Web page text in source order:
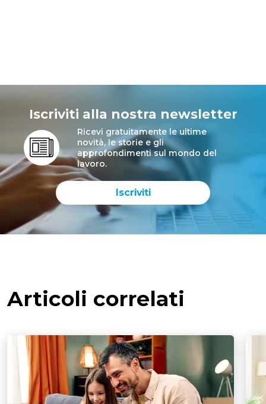
Iscriviti alla nostra newsletter
Ricevi gratuitamente le ultime
novità, le storie e gli
approfondimenti sul mondo del
lavoro.
Iscriviti
Articoli correlati